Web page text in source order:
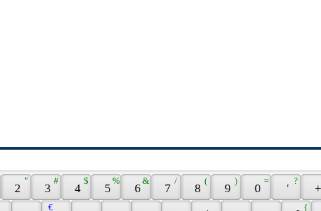
2
"
3
#
4
$
5
%
6
&
7
/
8
(
9
)
0
=
'
?
+
€ {